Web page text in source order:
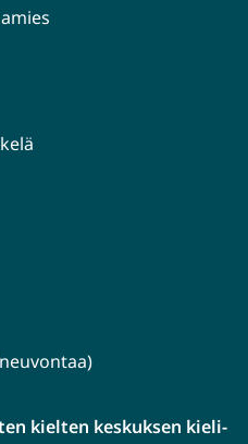
kielten keskuksen kieli-